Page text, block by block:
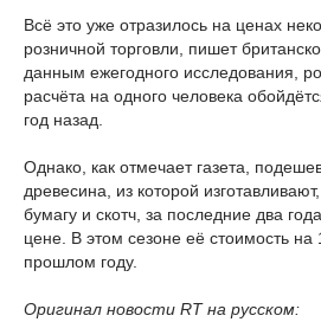
Всё это уже отразилось на ценах
розничной торговли, пишет
данным ежегодного исследования,
расчёта на одного человека
год назад.
Однако, как отмечает газета,
древесина, из которой
бумагу и скотч, за последние два
цене. В этом сезоне её стоимость
прошлом году.
Оригинал новости RT на русском: